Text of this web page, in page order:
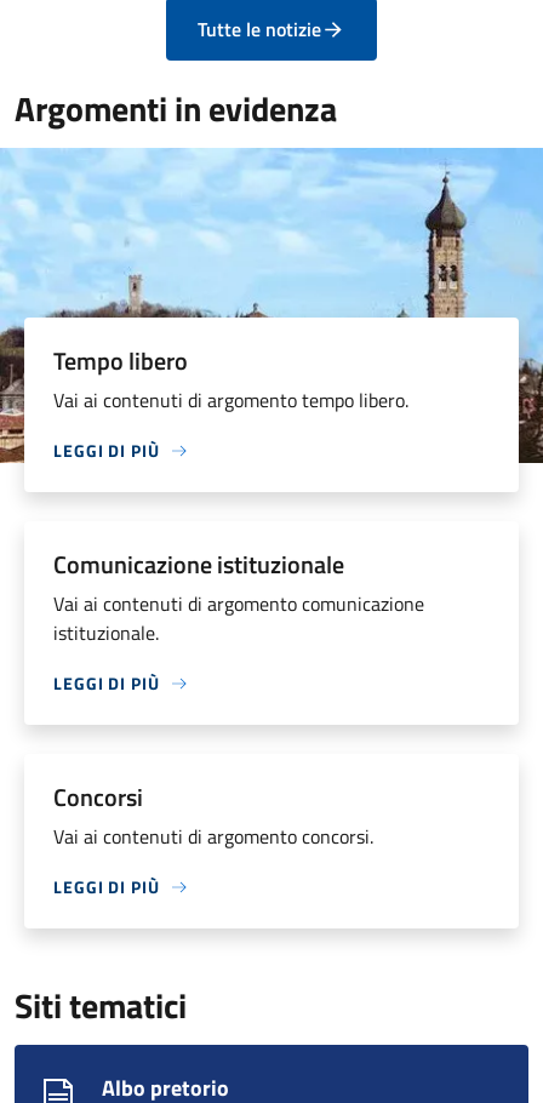
Tutte le notizie
Argomenti in evidenza
Tempo libero
Vai ai contenuti di argomento tempo libero.
LEGGI DI PIÙ
Comunicazione istituzionale
Vai ai contenuti di argomento comunicazione
istituzionale.
LEGGI DI PIÙ
Concorsi
Vai ai contenuti di argomento concorsi.
LEGGI DI PIÙ
Siti tematici
Albo pretorio